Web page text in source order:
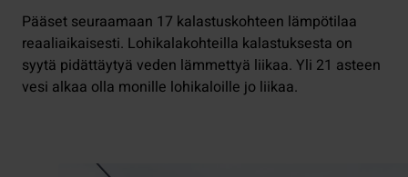
Pääset seuraamaan 17 kalastuskohteen lämpötilaa
reaaliaikaisesti. Lohikalakohteilla kalastuksesta on
syytä pidättäytyä veden lämmettyä liikaa. Yli 21 asteen
vesi alkaa olla monille lohikaloille jo liikaa.